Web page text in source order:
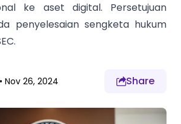
ke aset digital. Persetujuan
penyelesaian sengketa hukum
• Nov 26, 2024 Share